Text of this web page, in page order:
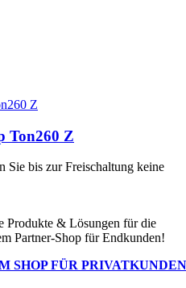
Ton260 Z
Sie bis zur Freischaltung keine
Produkte & Lösungen für die
Partner-Shop für Endkunden!
SHOP FÜR PRIVATKUNDEN